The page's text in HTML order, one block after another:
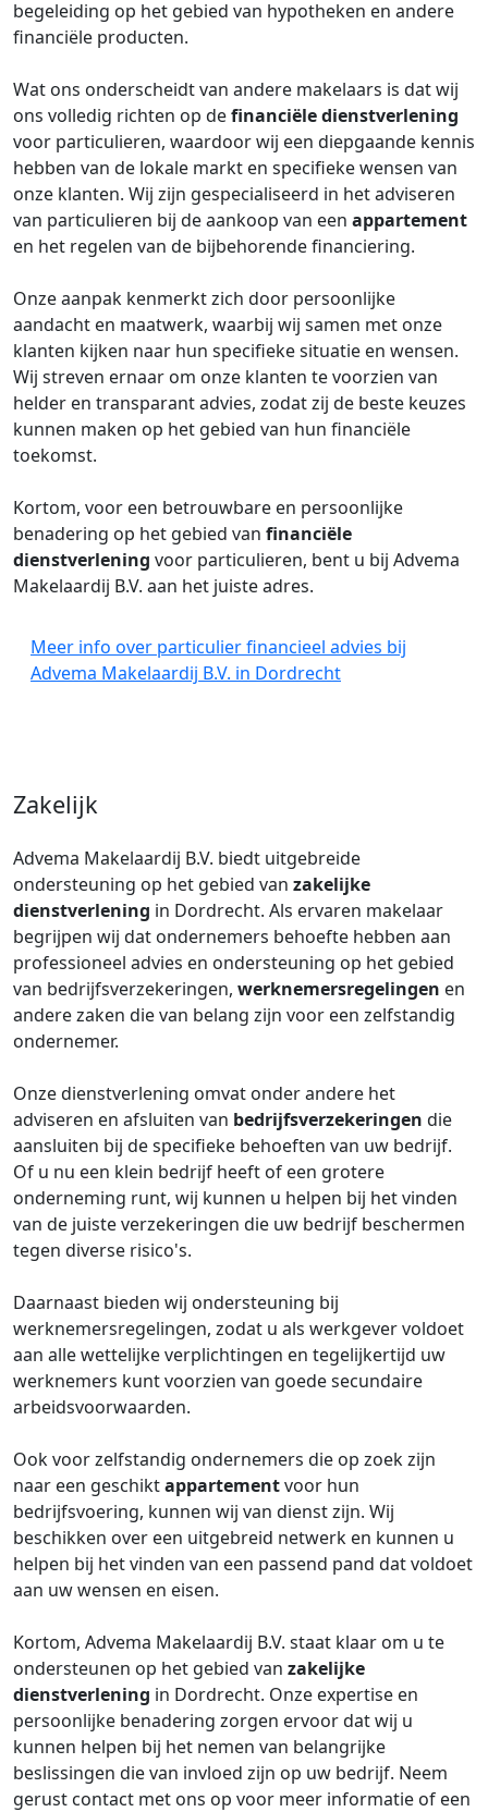
begeleiding op het gebied van hypotheken en andere
financiële producten.
Wat ons onderscheidt van andere makelaars is dat wij
ons volledig richten op definanciële dienstverlening
voor particulieren, waardoor wij een diepgaande kennis
hebben van de lokale markt en specifieke wensen van
onze klanten. Wij zijn gespecialiseerd in het adviseren
van particulieren bij de aankoop van een appartement
en het regelen van de bijbehorende financiering.
Onze aanpak kenmerkt zich door persoonlijke
aandacht en maatwerk, waarbij wij samen met onze
klanten kijken naar hun specifieke situatie en wensen.
Wij streven ernaar om onze klanten te voorzien van
helder en transparant advies, zodat zij de beste keuzes
kunnen maken op het gebied van hun financiële
toekomst.
Kortom, voor een betrouwbare en persoonlijke
benadering op het gebied van financiële
dienstverlening voor particulieren, bent u bij Advema
Makelaardij B.V. aan het juiste adres.
Meer info over particulier financieel advies bij
Advema Makelaardij B.V. in Dordrecht
Zakelijk
Advema Makelaardij B.V. biedt uitgebreide
ondersteuning op het gebied van zakelijke
dienstverlening in Dordrecht. Als ervaren makelaar
begrijpen wij dat ondernemers behoefte hebben aan
professioneel advies en ondersteuning op het gebied
van bedrijfsverzekeringen, werknemersregelingen en
andere zaken die van belang zijn voor een zelfstandig
ondernemer.
Onze dienstverlening omvat onder andere het
adviseren en afsluiten van bedrijfsverzekeringen die
aansluiten bij de specifieke behoeften van uw bedrijf.
Of u nu een klein bedrijf heeft of een grotere
onderneming runt, wij kunnen u helpen bij het vinden
van de juiste verzekeringen die uw bedrijf beschermen
tegen diverse risico's.
Daarnaast bieden wij ondersteuning bij
werknemersregelingen, zodat u als werkgever voldoet
aan alle wettelijke verplichtingen en tegelijkertijd uw
werknemers kunt voorzien van goede secundaire
arbeidsvoorwaarden.
Ook voor zelfstandig ondernemers die op zoek zijn
naar een geschiktappartementvoor hun
bedrijfsvoering, kunnen wij van dienst zijn. Wij
beschikken over een uitgebreid netwerk en kunnen u
helpen bij het vinden van een passend pand dat voldoet
aan uw wensen en eisen.
Kortom, Advema Makelaardij B.V. staat klaar om u te
ondersteunen op het gebied van zakelijke
dienstverlening in Dordrecht. Onze expertise en
persoonlijke benadering zorgen ervoor dat wij u
kunnen helpen bij het nemen van belangrijke
beslissingen die van invloed zijn op uw bedrijf. Neem
gerust contact met ons op voor meer informatie of een